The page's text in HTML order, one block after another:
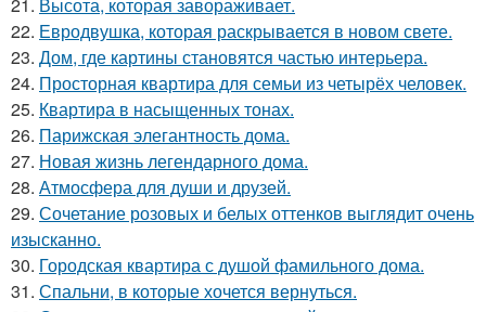
22. Евродвушка, которая раскрывается в новом свете.
23. Дом, где картины становятся частью интерьера.
24. Просторная квартира для семьи из четырёх человек.
25. Квартира в насыщенных тонах.
26. Парижская элегантность дома.
27. Новая жизнь легендарного дома.
28. Атмосфера для души и друзей.
29. Сочетание розовых и белых оттенков выглядит очень
изысканно.
30. Городская квартира с душой фамильного дома.
31. Спальни, в которые хочется вернуться.